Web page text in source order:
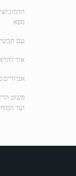
ספא
עם
איך
אביזרים
פשוט
ועד הסוף